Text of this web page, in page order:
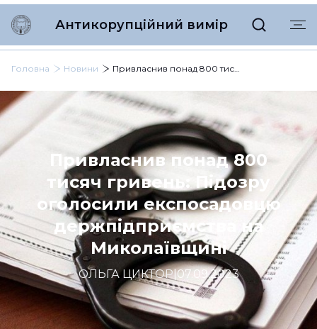
Антикорупційний вимір
Головна Новини Привласнив понад 800 тисяч гривень: Підозру оголосили експосадовцю держпідприємства на Миколаївщині
Привласнив понад 800
тисяч гривень: Підозру
оголосили експосадовцю
держпідприємства на
Миколаївщині
ОЛЬГА ЦИКТОР|07.09.2023